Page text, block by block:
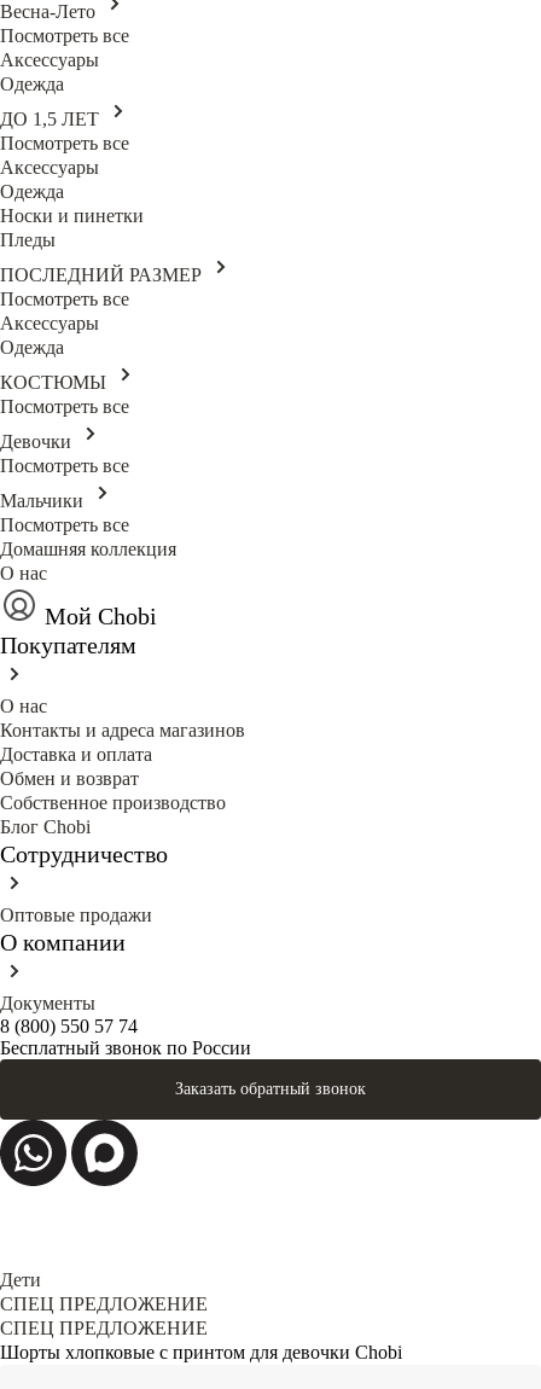
Весна-Лето
Посмотреть все
Аксессуары
Одежда
ДО 1,5 ЛЕТ
Посмотреть все
Аксессуары
Одежда
Носки и пинетки
Пледы
ПОСЛЕДНИЙ РАЗМЕР
Посмотреть все
Аксессуары
Одежда
КОСТЮМЫ
Посмотреть все
Девочки
Посмотреть все
Мальчики
Посмотреть все
Домашняя коллекция
О нас
Мой Chobi
Покупателям
О нас
Контакты и адреса магазинов
Доставка и оплата
Обмен и возврат
Собственное производство
Блог Сhobi
Сотрудничество
Оптовые продажи
О компании
Документы
8 (800) 550 57 74
Бесплатный звонок по России
Заказать обратный звонок
Дети
СПЕЦ ПРЕДЛОЖЕНИЕ
СПЕЦ ПРЕДЛОЖЕНИЕ
Шорты хлопковые с принтом для девочки Chobi